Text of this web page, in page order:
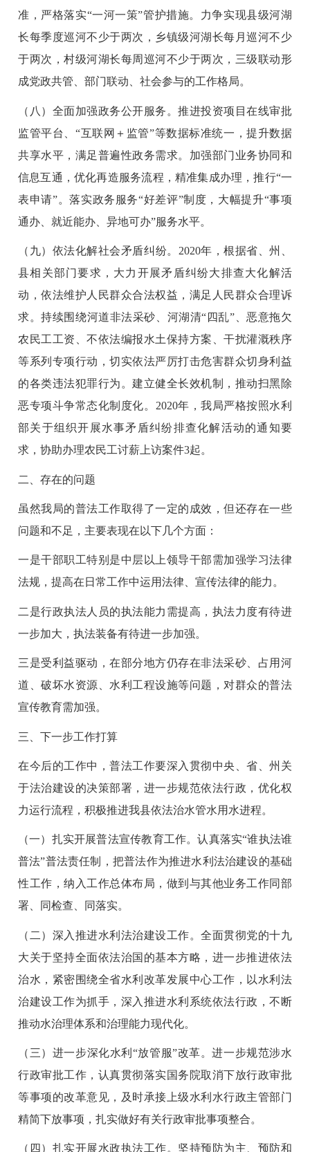
准，严格落实“一河一策”管护措施。力争实现县级河湖
长每季度巡河不少于两次，乡镇级河湖长每月巡河不少
于两次，村级河湖长每周巡河不少于两次，三级联动形
成党政共管、部门联动、社会参与的工作格局。
（八）全面加强政务公开服务。推进投资项目在线审批
监管平台、“互联网＋监管”等数据标准统一，提升数据
共享水平，满足普遍性政务需求。加强部门业务协同和
信息互通，优化再造服务流程，精准集成办理，推行“一
表申请”。落实政务服务“好差评”制度，大幅提升“事项
通办、就近能办、异地可办”服务水平。
（九）依法化解社会矛盾纠纷。2020年，根据省、州、
县相关部门要求，大力开展矛盾纠纷大排查大化解活
动，依法维护人民群众合法权益，满足人民群众合理诉
求。持续围绕河道非法采砂、河湖清“四乱”、恶意拖欠
农民工工资、不依法编报水土保持方案、干扰灌溉秩序
等系列专项行动，切实依法严厉打击危害群众切身利益
的各类违法犯罪行为。建立健全长效机制，推动扫黑除
恶专项斗争常态化制度化。2020年，我局严格按照水利
部关于组织开展水事矛盾纠纷排查化解活动的通知要
求，协助办理农民工讨薪上访案件3起。
二、存在的问题
虽然我局的普法工作取得了一定的成效，但还存在一些
问题和不足，主要表现在以下几个方面：
一是干部职工特别是中层以上领导干部需加强学习法律
法规，提高在日常工作中运用法律、宣传法律的能力。
二是行政执法人员的执法能力需提高，执法力度有待进
一步加大，执法装备有待进一步加强。
三是受利益驱动，在部分地方仍存在非法采砂、占用河
道、破坏水资源、水利工程设施等问题，对群众的普法
宣传教育需加强。
三、下一步工作打算
在今后的工作中，普法工作要深入贯彻中央、省、州关
于法治建设的决策部署，进一步规范依法行政，优化权
力运行流程，积极推进我县依法治水管水用水进程。
（一）扎实开展普法宣传教育工作。认真落实“谁执法谁
普法”普法责任制，把普法作为推进水利法治建设的基础
性工作，纳入工作总体布局，做到与其他业务工作同部
署、同检查、同落实。
（二）深入推进水利法治建设工作。全面贯彻党的十九
大关于坚持全面依法治国的基本方略，进一步推进依法
治水，紧密围绕全省水利改革发展中心工作，以水利法
治建设工作为抓手，深入推进水利系统依法行政，不断
推动水治理体系和治理能力现代化。
（三）进一步深化水利“放管服”改革。进一步规范涉水
行政审批工作，认真贯彻落实国务院取消下放行政审批
等事项的改革意见，及时承接上级水利水行政主管部门
精简下放事项，扎实做好有关行政审批事项整合。
（四）扎实开展水政执法工作。坚持预防为主、预防和